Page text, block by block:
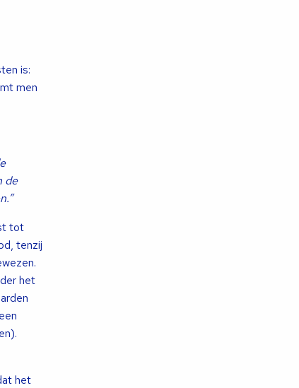
is:
men
de
tot
tenzij
het
het